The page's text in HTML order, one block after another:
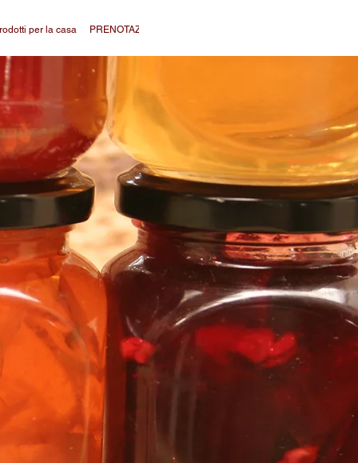
per la casa PRENOTAZIONI